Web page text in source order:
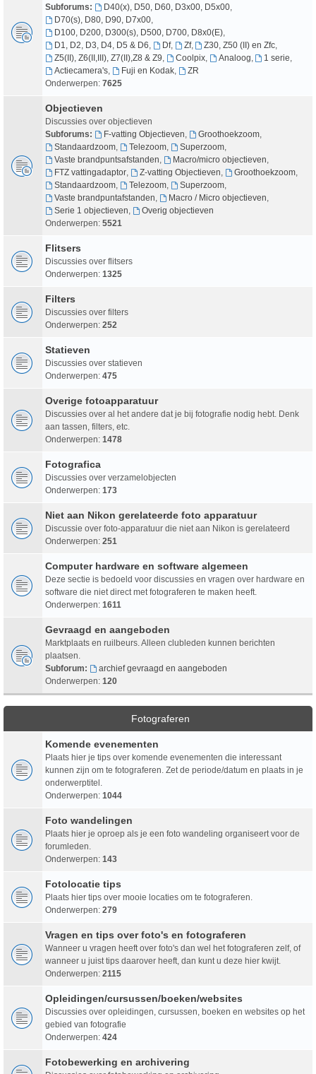
Subforums:
D40(x), D50, D60, D3x00, D5x00,
D70(s), D80, D90, D7x00,
D100, D200, D300(s), D500, D700, D8x0(E),
D1, D2, D3, D4, D5 & D6
Df, Zf, Z30, Z50 (II) en Zfc
Z5(II), Z6(II,III), Z7(II),Z8 & Z9
Coolpix, Analoog 1 serie
Actiecamera's, Fuji en Kodak,
ZR
Onderwerpen: 7625
Objectieven
Discussies over objectieven
Subforums:
F-vatting Objectieven Groothoekzoom,
Standaardzoom, Telezoom, Superzoom,
Vaste brandpuntsafstanden
Macro/micro objectieven
FTZ vattingadaptor, Z-vatting Objectieven Groothoekzoom,
Standaardzoom, Telezoom, Superzoom,
Vaste brandpuntafstanden
Macro / Micro objectieven
Serie 1 objectieven
Overig objectieven
Onderwerpen: 5521
Flitsers
Discussies over flitsers
Onderwerpen: 1325
Filters
Discussies over filters
Onderwerpen: 252
Statieven
Discussies over statieven
Onderwerpen: 475
Overige fotoapparatuur
Discussies over al het andere dat je bij fotografie nodig hebt. Denk
aan tassen, filters, etc.
Onderwerpen: 1478
Fotografica
Discussies over verzamelobjecten
Onderwerpen: 173
Niet aan Nikon gerelateerde foto apparatuur
Discussie over foto-apparatuur die niet aan Nikon is gerelateerd
Onderwerpen: 251
Computer hardware en software algemeen
Deze sectie is bedoeld voor discussies en vragen over hardware en
software die niet direct met fotograferen te maken heeft.
Onderwerpen: 1611
Gevraagd en aangeboden
Marktplaats en ruilbeurs. Alleen clubleden kunnen berichten
plaatsen.
Subforum:
archief gevraagd en aangeboden
Onderwerpen: 120
Fotograferen
Komende evenementen
Plaats hier je tips over komende evenementen die interessant
kunnen zijn om te fotograferen. Zet de periode/datum en plaats in je
onderwerptitel.
Onderwerpen: 1044
Foto wandelingen
Plaats hier je oproep als je een foto wandeling organiseert voor de
forumleden.
Onderwerpen: 143
Fotolocatie tips
Plaats hier tips over mooie locaties om te fotograferen.
Onderwerpen: 279
Vragen en tips over foto's en fotograferen
Wanneer u vragen heeft over foto's dan wel het fotograferen zelf, of
wanneer u juist tips daarover heeft, dan kunt u deze hier kwijt.
Onderwerpen: 2115
Opleidingen/cursussen/boeken/websites
Discussies over opleidingen, cursussen, boeken en websites op het
gebied van fotografie
Onderwerpen: 424
Fotobewerking en archivering